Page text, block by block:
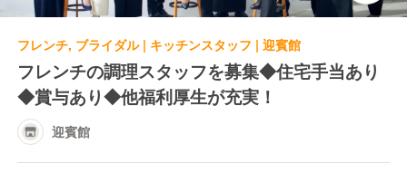
フレンチ, ブライダル | キッチンスタッフ | 迎賓館
フレンチの調理スタッフを募集◆住宅手当あり
◆賞与あり◆他福利厚生が充実！
迎賓館